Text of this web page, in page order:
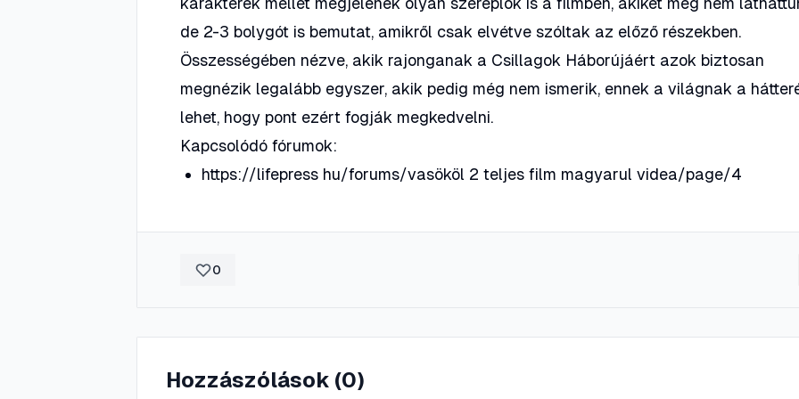
de 2-3 bolygót is bemutat, amikről csak elvétve szóltak az előző részekben.
Összességében nézve, akik rajonganak a Csillagok Háborújáért azok biztosan
megnézik legalább egyszer, akik pedig még nem ismerik, ennek a világnak a
lehet, hogy pont ezért fogják megkedvelni.
Kapcsolódó fórumok:
https://lifepress hu/forums/vasököl 2 teljes film magyarul videa/page/4
0
Hozzászólások (0)